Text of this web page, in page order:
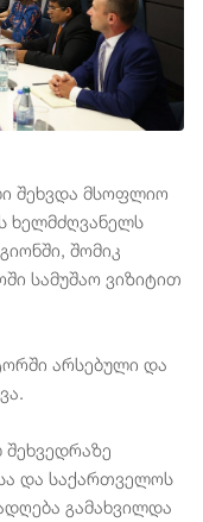
შეხვდა მსოფლიო
ხელმძღვანელს
შომიკ
სამუშაო ვიზიტით
არსებული და
და საქართველოს
გამახვილდა